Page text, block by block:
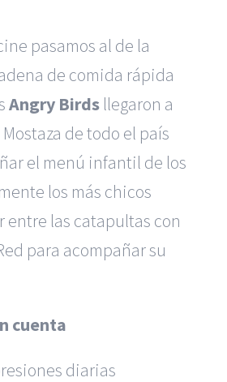
pasamos al de la
de comida rápida
Angry Birds llegaron a
de todo el país
el menú infantil de los
los más chicos
entre las catapultas con
para acompañar su
cuenta
diarias